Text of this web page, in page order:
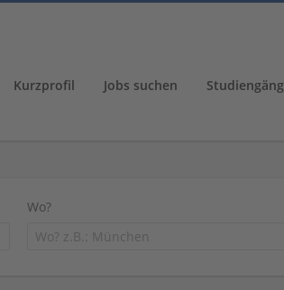
Kurzprofil Jobs suchen
Wo?